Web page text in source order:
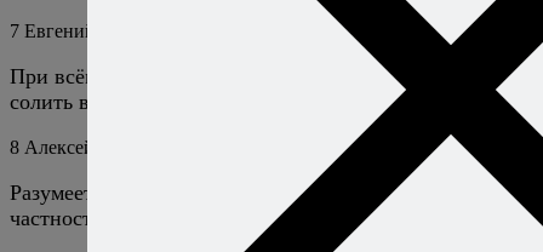
7 Евгений
При всём уважении — далеко не любое блюдо надо
солить в процессе приготовления.
8 Алексей Онегин Ответить
Разумеется. Я говорю об общем случае, а не о
частностях. Кстати, какое блюдо имели в виду вы?